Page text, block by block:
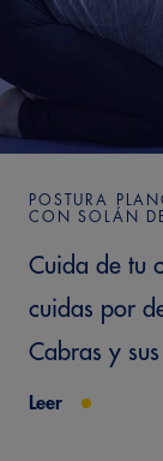
POSTURA
CON SOLÁN
Cuida de tu
cuidas por
Cabras y
Leer